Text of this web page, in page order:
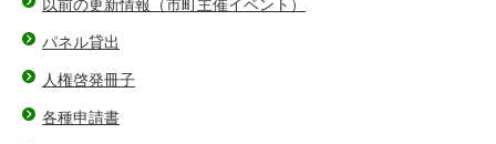
以前の更新情報（市町主催イベント）
パネル貸出
人権啓発冊子
各種申請書